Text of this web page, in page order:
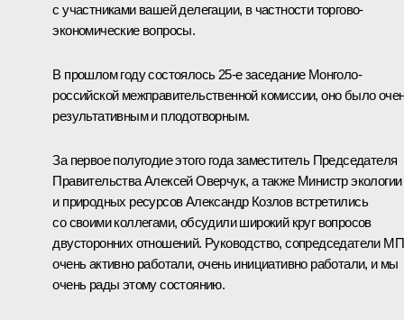
с участниками вашей делегации, в частности торгово-
экономические вопросы.
В прошлом году состоялось 25-е заседание Монголо-
российской межправительственной комиссии, оно было
результативным и плодотворным.
За первое полугодие этого года заместитель Председателя
Правительства Алексей Оверчук, а также Министр экологии
и природных ресурсов Александр Козлов встретились
со своими коллегами, обсудили широкий круг вопросов
двусторонних отношений. Руководство, сопредседатели
очень активно работали, очень инициативно работали, и мы
очень рады этому состоянию.